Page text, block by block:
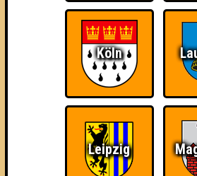
Ich war da, vor 3000
Da-Da Da! Da-Da
Knapp daneben!
Köln
Leipzig